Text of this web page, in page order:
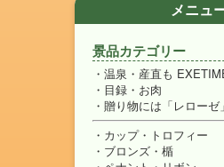
メニュ
景品カテゴリー
温泉・産直も
目録・お肉
贈り物には「レローゼ」
カップ・トロフィー
ブロンズ・楯